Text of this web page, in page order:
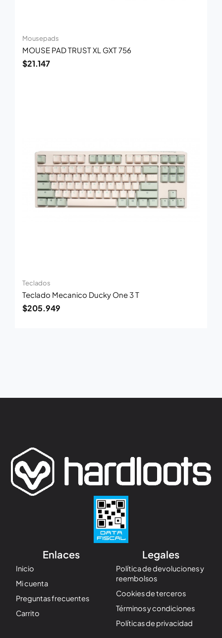
Mousepads
MOUSE PAD TRUST XL GXT 756
$21.147
Teclados
Teclado Mecanico Ducky One 3 T
$205.949
Enlaces
Inicio
Mi cuenta
Preguntas frecuentes
Carrito
Legales
Política de devoluciones y
reembolsos
Cookies de terceros
Términos y condiciones
Políticas de privacidad